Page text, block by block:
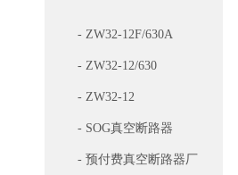
- ZW32-12F/630A
- ZW32-12/630
- ZW32-12
- SOG真空断路器
- 预付费真空断路器厂